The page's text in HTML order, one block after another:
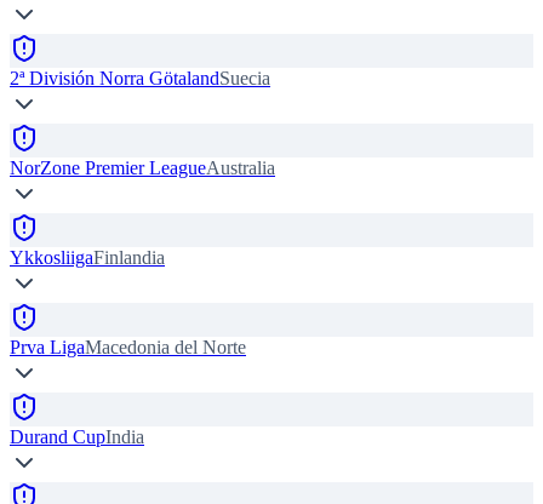
2ª División Norra GötalandSuecia
NorZone Premier LeagueAustralia
YkkosliigaFinlandia
Prva LigaMacedonia del Norte
Durand CupIndia